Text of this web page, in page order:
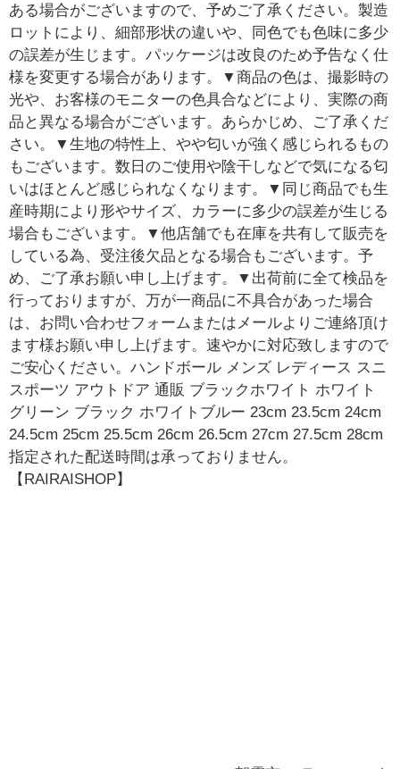
ある場合がございますので、予めご了承ください。製造
ロットにより、細部形状の違いや、同色でも色味に多少
の誤差が生じます。パッケージは改良のため予告なく仕
様を変更する場合があります。▼商品の色は、撮影時の
光や、お客様のモニターの色具合などにより、実際の商
品と異なる場合がございます。あらかじめ、ご了承くだ
さい。▼生地の特性上、やや匂いが強く感じられるもの
もございます。数日のご使用や陰干しなどで気になる匂
いはほとんど感じられなくなります。▼同じ商品でも生
産時期により形やサイズ、カラーに多少の誤差が生じる
場合もございます。▼他店舗でも在庫を共有して販売を
している為、受注後欠品となる場合もございます。予
め、ご了承お願い申し上げます。▼出荷前に全て検品を
行っておりますが、万が一商品に不具合があった場合
は、お問い合わせフォームまたはメールよりご連絡頂け
ます様お願い申し上げます。速やかに対応致しますので
ご安心ください。ハンドボール メンズ レディース スニ
スポーツ アウトドア 通販 ブラックホワイト ホワイト
グリーン ブラック ホワイトブルー 23cm 23.5cm 24cm
24.5cm 25cm 25.5cm 26cm 26.5cm 27cm 27.5cm 28cm
指定された配送時間は承っておりません。
【RAIRAISHOP】